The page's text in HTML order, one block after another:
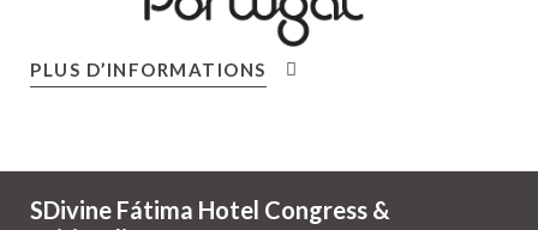
PLUS D’INFORMATIONS
SDivine Fátima Hotel Congress &